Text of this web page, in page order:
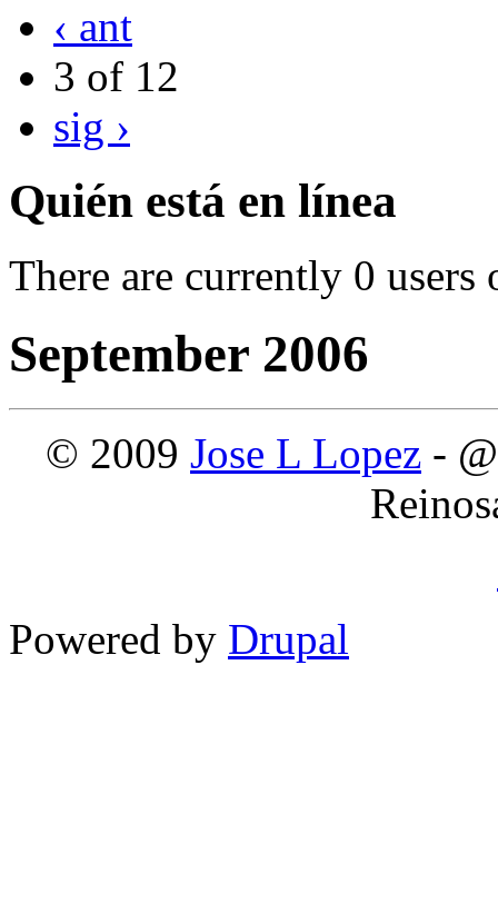
‹ ant
3 of 12
sig ›
Quién está en línea
There are currently 0 users
September 2006
© 2009 Jose L Lopez -
Powered by Drupal